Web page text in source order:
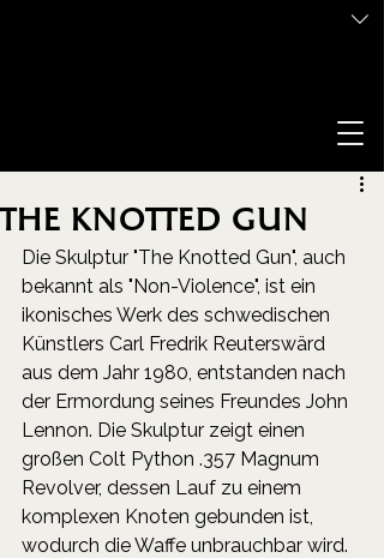
The Knotted Gun
Die Skulptur "The Knotted Gun", auch
bekannt als "Non-Violence", ist ein
ikonisches Werk des schwedischen
Künstlers Carl Fredrik Reuterswärd
aus dem Jahr 1980, entstanden nach
der Ermordung seines Freundes John
Lennon. Die Skulptur zeigt einen
großen Colt Python .357 Magnum
Revolver, dessen Lauf zu einem
komplexen Knoten gebunden ist,
wodurch die Waffe unbrauchbar wird.